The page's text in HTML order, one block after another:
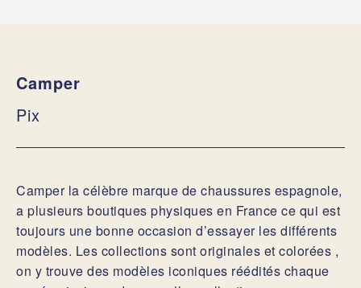
Camper
Pix
Camper la célèbre marque de chaussures espagnole,
a plusieurs boutiques physiques en France ce qui est
toujours une bonne occasion d’essayer les différents
modèles. Les collections sont originales et colorées ,
on y trouve des modèles iconiques réédités chaque